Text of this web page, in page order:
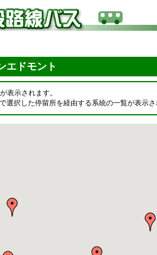
エドモント
表示されます。
選択した停留所を経由する系統の一覧が表示